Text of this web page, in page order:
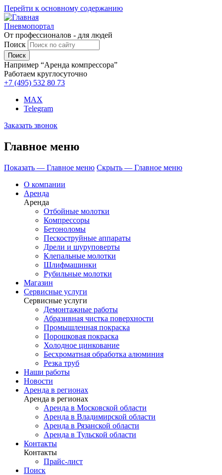
Перейти к основному содержанию
Пневмопортал
От профессионалов - для людей
Поиск
Например “Аренда компрессора”
Работаем круглосуточно
+7 (495) 532 80 73
MAX
Telegram
Заказать звонок
Главное меню
Показать — Главное меню Скрыть — Главное меню
О компании
Аренда
Аренда
Отбойные молотки
Компрессоры
Бетоноломы
Пескоструйные аппараты
Дрели и шуруповерты
Клепальные молотки
Шлифмашинки
Рубильные молотки
Магазин
Сервисные услуги
Сервисные услуги
Демонтажные работы
Абразивная чистка поверхности
Промышленная покраска
Порошковая покраска
Холодное цинкование
Бесхроматная обработка алюминия
Резка труб
Наши работы
Новости
Аренда в регионах
Аренда в регионах
Аренда в Московской области
Аренда в Владимирской области
Аренда в Рязанской области
Аренда в Тульской области
Контакты
Контакты
Прайс-лист
Поиск